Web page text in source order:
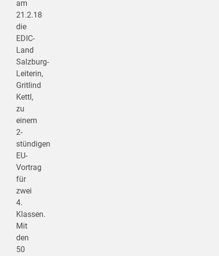
am
21.2.18
die
EDIC-
Land
Salzburg-
Leiterin,
Gritlind
Kettl,
zu
einem
2-
stündigen
EU-
Vortrag
für
zwei
4.
Klassen.
Mit
den
50